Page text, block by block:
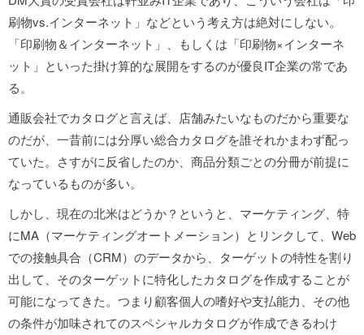
刷物vs.インターネット」などという考え方は絶対にしない。
「印刷物＆インターネット」、もしくは「印刷物×インターネ
ット」といった掛け算的な展開をするのが優良IT企業の常であ
る。
通販会社でカタログと言えば、店舗みたいなものだから重要な
のだが、一昔前には分厚い総合カタログを誰それかまわず配っ
ていた。さすがに反省したのか、商品分類ごとの分冊が前提に
なっているものが多い。
しかし、現在の北米はどうか？というと、マーケティング、特
にMA（マーケティングオートメーション）とリンクして、Web
での接触具合（CRM）のデータから、ターゲットの特性を割り
出して、そのターゲットに特化したカタログを作成することが
可能になってきた。つまり顧客個人の嗜好や支払能力、その他
の条件が加味されてのスペシャルカタログが作成できるわけ